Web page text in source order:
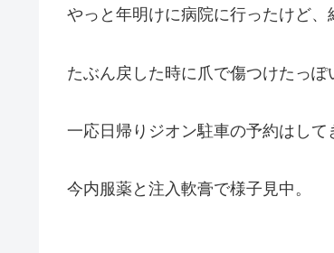
やっと年明けに病院に行ったけど、
たぶん戻した時に爪で傷つけたっぽ
一応日帰りジオン駐車の予約はして
今内服薬と注入軟膏で様子見中。